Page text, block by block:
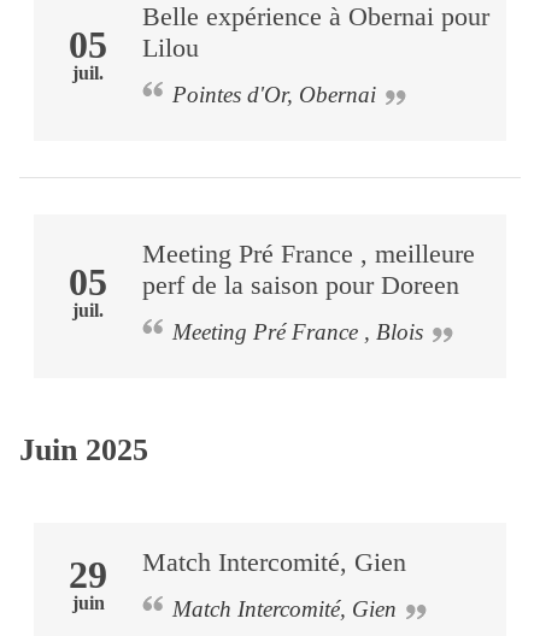
05
juil.
Belle expérience à Obernai pour
Lilou
Pointes d'Or, Obernai
05
juil.
Meeting Pré France , meilleure
perf de la saison pour Doreen
Meeting Pré France , Blois
Juin 2025
29
juin
Match Intercomité, Gien
Match Intercomité, Gien